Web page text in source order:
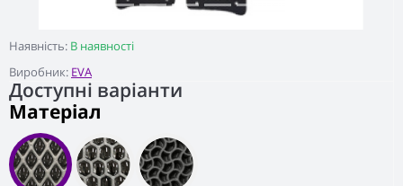
Наявність: В наявності
Виробник: EVA
Доступні варіанти
Матеріал